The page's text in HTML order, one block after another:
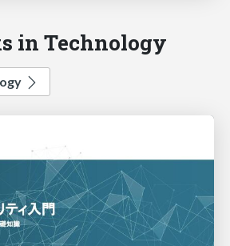
in Technology